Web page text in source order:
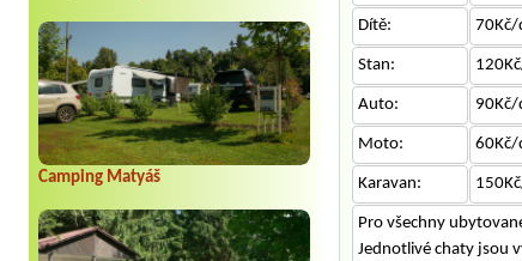
Camping Matyáš
Dítě: 70Kč/
Stan:
Auto: 90Kč/
Moto: 60Kč/
Karavan:
Pro všechny
Jednotlivé chaty jsou